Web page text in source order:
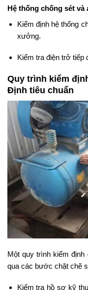
Hệ thống chống sét và
Kiểm định hệ thống
xưởng.
Kiểm tra điện trở tiếp
Quy trình kiểm
Định tiêu chuẩn
Một quy trình kiểm
qua các bước chặt chẽ
Kiểm tra hồ sơ kỹ